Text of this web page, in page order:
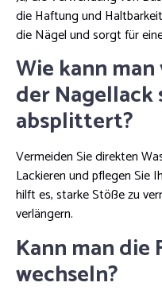
die Haftung und
die Nägel und sorgt für
Wie kann
der Nagellack
absplittert?
Vermeiden Sie direkten
Lackieren und pflegen Sie
hilft es, starke Stöße zu
verlängern.
Kann man die
wechseln?